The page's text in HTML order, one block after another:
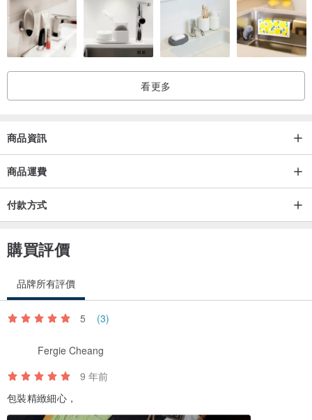
看更多
商品資訊
商品運費
付款方式
購買評價
品牌所有評價
5 (3)
Fergie Cheang
9 年前
包裝精緻細心，